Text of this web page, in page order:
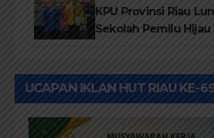
KPU Provinsi Riau
Sekolah Pemilu Hijau
Lingkungan
UCAPAN IKLAN HUT RIAU KE-